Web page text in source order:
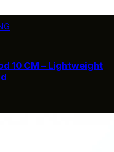
10 CM – Lightweight